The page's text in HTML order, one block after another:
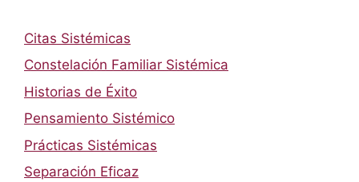
Citas Sistémicas
Constelación Familiar Sistémica
Historias de Éxito
Pensamiento Sistémico
Prácticas Sistémicas
Separación Eficaz